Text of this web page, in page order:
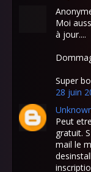
Moi
à jour....
Super
28 juin
Peut
gratuit.
mail le